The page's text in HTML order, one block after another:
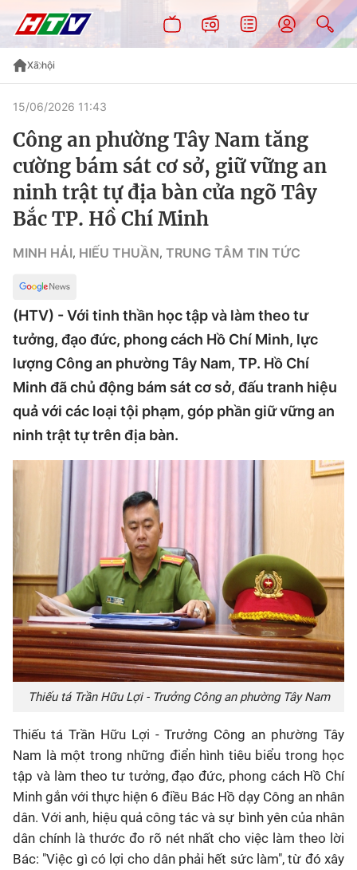
Xã hội
15/06/2026 11:43
Công an phường Tây Nam tăng
cường bám sát cơ sở, giữ vững an
ninh trật tự địa bàn cửa ngõ Tây
Bắc TP. Hồ Chí Minh
MINH HẢI, HIẾU THUẦN, TRUNG TÂM TIN TỨC
(HTV) - Với tinh thần học tập và làm theo tư
tưởng, đạo đức, phong cách Hồ Chí Minh, lực
lượng Công an phường Tây Nam, TP. Hồ Chí
Minh đã chủ động bám sát cơ sở, đấu tranh hiệu
quả với các loại tội phạm, góp phần giữ vững an
ninh trật tự trên địa bàn.
Thiếu tá Trần Hữu Lợi - Trưởng Công an phường Tây Nam
Thiếu tá Trần Hữu Lợi - Trưởng Công an phường Tây
Nam là một trong những điển hình tiêu biểu trong học
tập và làm theo tư tưởng, đạo đức, phong cách Hồ Chí
Minh gắn với thực hiện 6 điều Bác Hồ dạy Công an nhân
dân. Với anh, hiệu quả công tác và sự bình yên của nhân
dân chính là thước đo rõ nét nhất cho việc làm theo lời
Bác: "Việc gì có lợi cho dân phải hết sức làm", từ đó xây